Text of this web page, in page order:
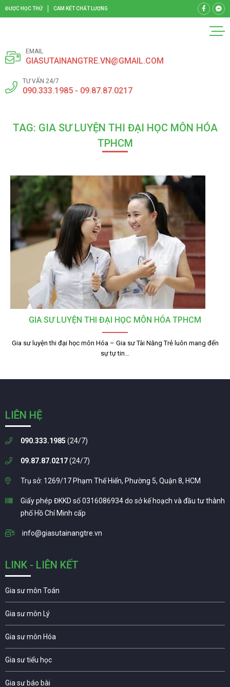
ĐƯỢC HỌC THỬ CAM KẾT CHẤT LƯỢNG
EMAIL
GIASUTAINANGTRE.VN@GMAIL.COM
TƯ VẤN 24/7
090.333.1985 - 09.87.87.0217
TAG: GIA SƯ LUYỆN THI ĐẠI HỌC MÔN HÓA
TPHCM
GIA SƯ LUYỆN THI ĐẠI HỌC MÔN HÓA TPHCM
Gia sư luyện thi đại học môn Hóa – Gia sư Tài Năng Trẻ luôn mang đến
sự tự tin…
LIÊN HỆ
090.333.1985 (24/7)
09.87.87.0217(24/7)
Trụ sở: 1269/17 Phạm Thế Hiển, Phường 5, Quận 8, HCM
Giấy phép ĐKKD số 0316086934 do sở kế hoạch và đầu tư thành
phố Hồ Chí Minh cấp
info@giasutainangtre.vn
LINK - LIÊN KẾT
Gia sư môn Toán
Gia sư môn Lý
Gia sư môn Hóa
Gia sư tiểu học
Gia sư báo bài